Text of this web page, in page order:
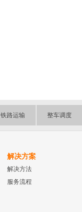
铁路运输 整车调度
解决方案
解决方法
服务流程